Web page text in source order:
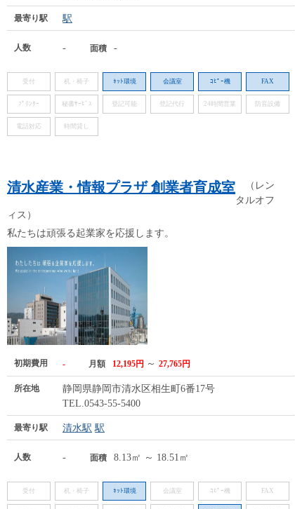
最寄り駅 駅
人数 - 面積 -
受付 机・椅子 ﾈｯﾄ環境 会議室 ｺﾋﾟｰ機 FAX
ﾌﾟﾘﾝﾀｰ 秘書ｻｰﾋﾞｽ 登記可能 登記代行 24時間営業 防音設備
電話対応 時間貸し
清水産業・情報プラザ 創業者育成室 （レン
タルオフ
ィス）
私たちは頑張る起業家を応援します。
初期費用 - 月額 12,195円 ～ 27,765円
所在地
静岡県静岡市清水区相生町6番17号
TEL.0543-55-5400
最寄り駅 清水駅 駅
人数 - 面積 8.13㎡ ～ 18.51㎡
受付 机・椅子 ﾈｯﾄ環境 会議室 ｺﾋﾟｰ機 FAX